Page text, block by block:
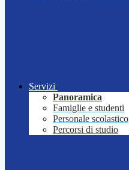
Servizi
Panoramica
Famiglie e studenti
Personale scolastico
Percorsi di studio